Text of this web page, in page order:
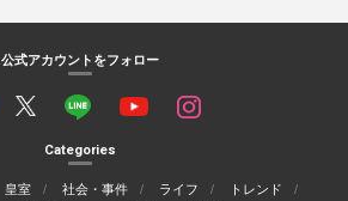
公式アカウントをフォロー
Categories
皇室 社会・事件 ライフ
トレンド